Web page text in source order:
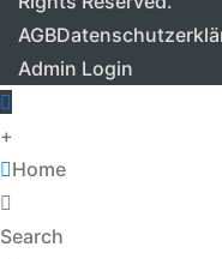
AGB
Admin Login
+
Home
Search